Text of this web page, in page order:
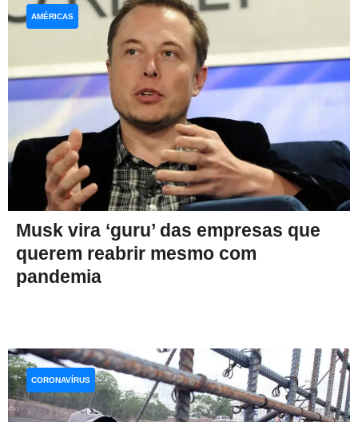
Musk vira ‘guru’ das empresas que
querem reabrir mesmo com
pandemia
AMÉRICAS
CORONAVÍRUS